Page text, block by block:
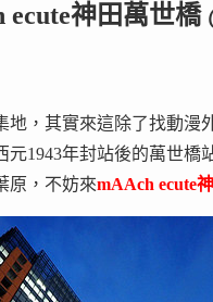
神田萬世
，其實來這除了找動漫
1943年封站後的萬世橋
原，不妨來mAAch ecute